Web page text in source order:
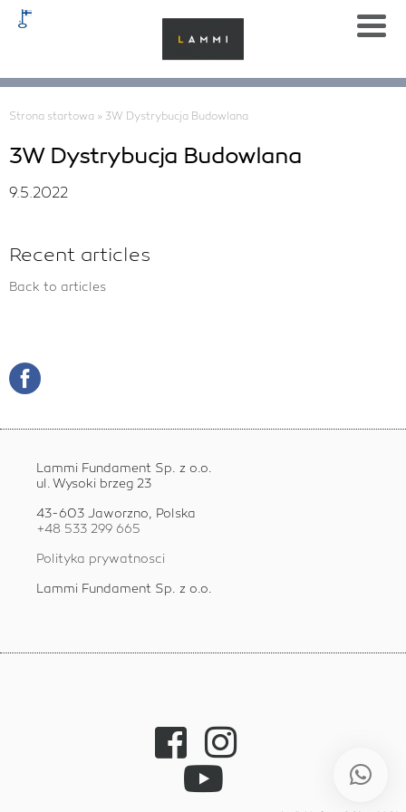
Strona startowa » 3W Dystrybucja Budowlana
3W Dystrybucja Budowlana
9.5.2022
Recent articles
Back to articles
Lammi Fundament Sp. z o.o.
ul. Wysoki brzeg 23
43-603 Jaworzno, Polska
+48 533 299 665
Polityka prywatnosci
Lammi Fundament Sp. z o.o.